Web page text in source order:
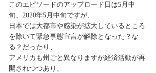
このエピソードのアップロード日は5月中
旬、2020年5月中旬ですが、
日本では大都市や感染が拡大しているところ
を除いて緊急事態宣言が解除となった？な
る？だったり、
アメリカも州ごと異なりますが経済活動が再
開されつつあり、